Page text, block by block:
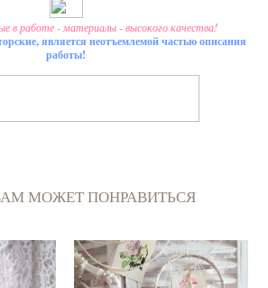
в работе - материалы - высокого качества!
является неотъемлемой частью описания
работы!
МОЖЕТ ПОНРАВИТЬСЯ